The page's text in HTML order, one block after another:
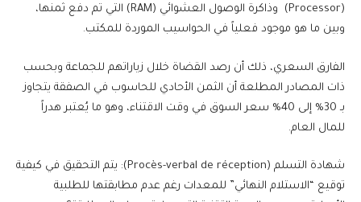
(Processor) وذاكرة الوصول العشوائي (RAM) التي تم دفع ثمنها،
وبين ما هو موجود فعلياً في الحواسيب الموردة للمكتب.
الفارق السعري، ذلك أن رصد القضاة خلال زياراتهم للجماعة وبحسب
ذات المصادر المطلعة أن الثمن الأحادي للحاسوب في الصفقة يتجاوز
بـ 30% إلى 40% سعر السوق في وقت الاقتناء، وهو ما يُعتبر هدراً
للمال العام.
شهادة التسلم (Procès-verbal de réception): يتم التحقيق في كيفية
توقيع “الاستلام النهائي” للمعدات رغم عدم مطابقتها للطلبية